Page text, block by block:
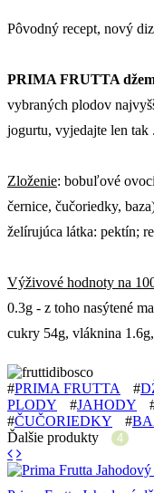
Pôvodný recept, nový
PRIMA FRUTTA
vybraných plodov
jogurtu, vyjedajte len tak
Zloženie: bobuľové
černice, čučoriedky,
želírujúca látka: pektín;
Výživové hodnoty na
0.3g - z toho nasýtené
cukry 54g, vláknina
#PRIMA FRUTTA #
PLODY
#JAHODY
#ČUČORIEDKY #
Ďalšie produkty
4